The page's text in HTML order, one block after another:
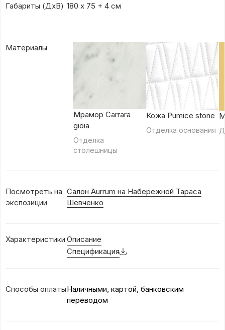
Габариты (ДхВ) 180 х 75 + 4 см
Материалы
Мрамор Carrara
gioia
Отделка
столешницы
Кожа Pumice stone
Отделка основания
Посмотреть на
экспозиции
Салон Aurrum на Набережной Тараса
Шевченко
Характеристики Описание
Спецификация
Способы оплатыНаличными, картой, банковским
переводом